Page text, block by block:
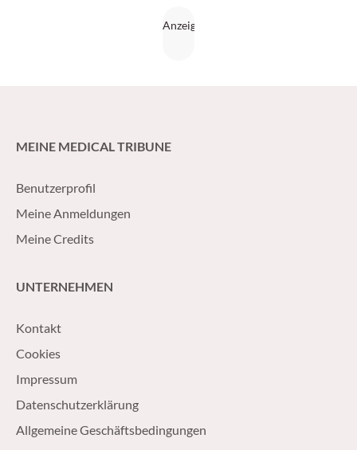
MEINE MEDICAL TRIBUNE
Benutzerprofil
Meine Anmeldungen
Meine Credits
UNTERNEHMEN
Kontakt
Cookies
Impressum
Datenschutzerklärung
Allgemeine Geschäftsbedingungen